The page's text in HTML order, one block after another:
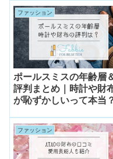
ファッション
ポールスミスの年齢層
評判まとめ｜時計や財
が恥ずかしいって本当
ファッション